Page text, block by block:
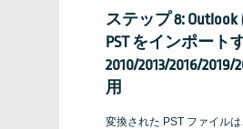
ステップ 8: Outlook
PST をインポート
2010/2013/2016/2019/
用
変換された PST ファイル